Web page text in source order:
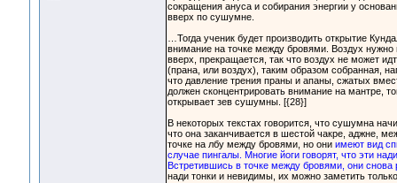
сокращения ануса и собирания энергии у
вверх по сушумне.
…Тогда ученик будет производить открытие
внимание на точке между бровями. Воздух
вверх, прекращается, так что воздух не может
(прана, или воздух), таким образом собранная,
что давление трения праны и апаны, сжатых
должен сконцентрировать внимание на мантре,
открывает зев сушумны. [{28}]
В некоторых текстах говорится, что сушумна
что она заканчивается в шестой чакре, аджне,
точке на лбу между бровями, но они имеют вид
случае пингалы. Многие йоги говорят, что эти
Встретившись в точке между бровями, они
нади тонки и невидимы, их можно заметить